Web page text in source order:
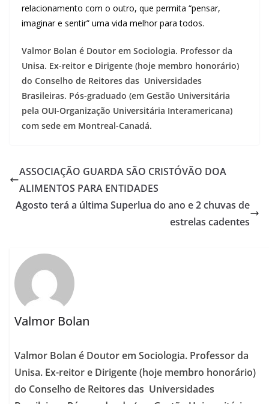
relacionamento com o outro, que permita “pensar,
imaginar e sentir” uma vida melhor para todos.
Valmor Bolan é Doutor em Sociologia. Professor da
Unisa. Ex-reitor e Dirigente (hoje membro honorário)
do Conselho de Reitores das Universidades
Brasileiras. Pós-graduado (em Gestão Universitária
pela OUI-Organização Universitária Interamericana)
com sede em Montreal-Canadá.
ASSOCIAÇÃO GUARDA SÃO CRISTÓVÃO DOA
ALIMENTOS PARA ENTIDADES
Agosto terá a última Superlua do ano e 2 chuvas de
estrelas cadentes
Valmor Bolan
Valmor Bolan é Doutor em Sociologia. Professor da
Unisa. Ex-reitor e Dirigente (hoje membro honorário)
do Conselho de Reitores das Universidades